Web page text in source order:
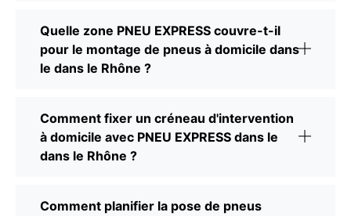
Quelle zone PNEU EXPRESS couvre-t-il
pour le montage de pneus à domicile dans
le dans le Rhône ?
Comment fixer un créneau d'intervention
à domicile avec PNEU EXPRESS dans le
dans le Rhône ?
Comment planifier la pose de pneus